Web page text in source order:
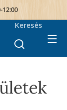
12:00
Keresés